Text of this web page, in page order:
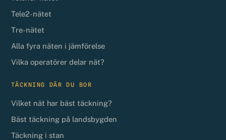
Tele2-nätet
Tre-nätet
Alla fyra näten i jämförelse
Vilka operatörer delar nät?
TÄCKNING DÄR DU BOR
Vilket nät har bäst täckning?
Bäst täckning på landsbygden
Täckning i stan